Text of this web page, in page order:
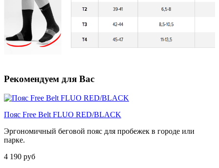
Рекомендуем для Вас
Пояс Free Belt FLUO RED/BLACK
Эргономичный беговой пояс для пробежек в городе или
парке.
4 190 руб